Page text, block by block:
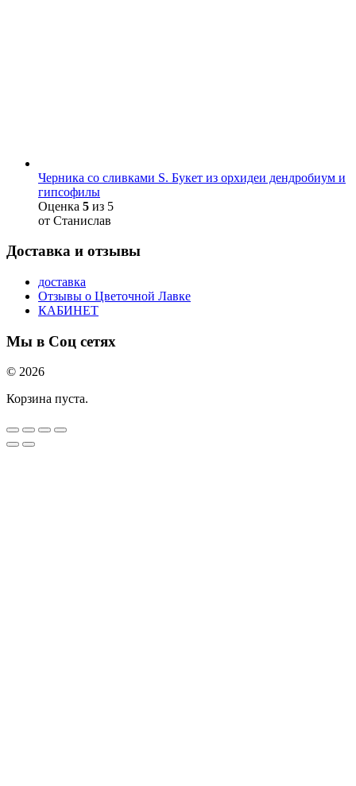
Черника со сливками S. Букет из орхидеи дендробиум и
гипсофилы
Оценка 5 из 5
от Станислав
Доставка и отзывы
доставка
Отзывы о Цветочной Лавке
КАБИНЕТ
Мы в Соц сетях
© 2026
Корзина пуста.